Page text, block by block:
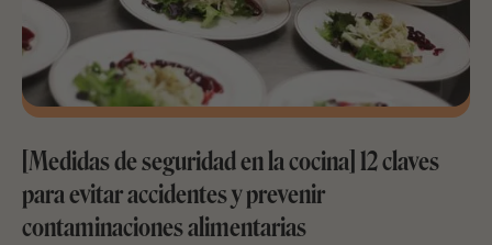
[Medidas de seguridad en la cocina] 12 claves
para evitar accidentes y prevenir
contaminaciones alimentarias